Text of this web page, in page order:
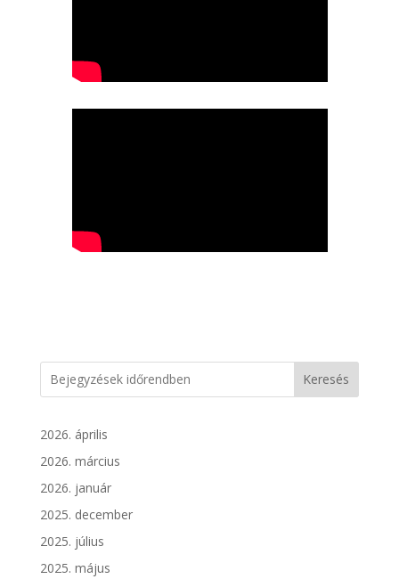
Keresés
2026. április
2026. március
2026. január
2025. december
2025. július
2025. május